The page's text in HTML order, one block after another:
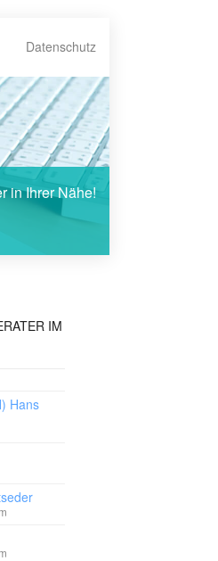
Datenschutz
in Ihrer Nähe!
IM
Hans